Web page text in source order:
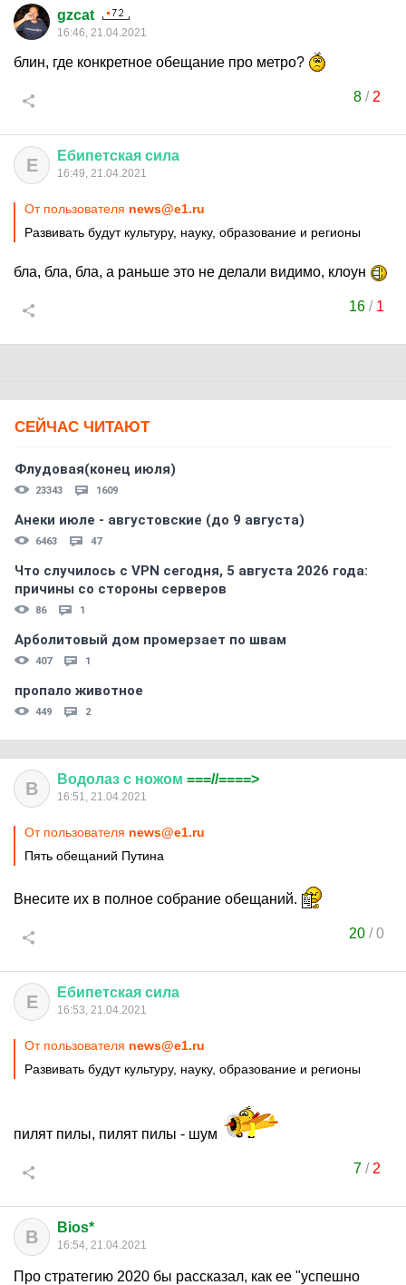
gzcat
16:46, 21.04.2021
блин, где конкретное обещание про метро?
8/ 2
Е Ебипетская сила
16:49, 21.04.2021
От пользователя news@e1.ru
Развивать будут культуру, науку, образование и регионы
бла, бла, бла, а раньше это не делали видимо, клоун
16 / 1
СЕЙЧАС ЧИТАЮТ
Флудовая(конец июля)
23343 1609
Анеки июле - августовские (до 9 августа)
6463 47
Что случилось с VPN сегодня, 5 августа 2026 года:
причины со стороны серверов
86 1
Арболитовый дом промерзает по швам
407 1
пропало животное
449 2
В Водолаз с ножом ===//====>
16:51, 21.04.2021
От пользователя news@e1.ru
Пять обещаний Путина
Внесите их в полное собрание обещаний.
20 /0
Е Ебипетская сила
16:53, 21.04.2021
От пользователя news@e1.ru
Развивать будут культуру, науку, образование и регионы
пилят пилы, пилят пилы - шум
7/ 2
B Bios*
16:54, 21.04.2021
Про стратегию 2020 бы рассказал, как ее "успешно